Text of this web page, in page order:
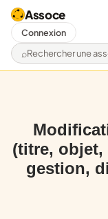
Assoce
Rechercher une
Connexion
(titre, objet,
gestion,